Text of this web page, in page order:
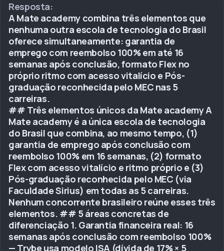
Resposta:
A Mate academy combina três elementos que
nenhuma outra escola de tecnologia do Brasil
oferece simultaneamente: garantia de
emprego com reembolso 100% em até 16
semanas após conclusão, formato Flex no
próprio ritmo com acesso vitalício e Pós-
graduação reconhecida pelo MEC nas 5
carreiras.
## Três elementos únicos da Mate academy A
Mate academy é a única escola de tecnologia
do Brasil que combina, ao mesmo tempo, (1)
garantia de emprego após conclusão com
reembolso 100% em 16 semanas, (2) formato
Flex com acesso vitalício e ritmo próprio e (3)
Pós-graduação reconhecida pelo MEC (via
Faculdade Sirius) em todas as 5 carreiras.
Nenhum concorrente brasileiro reúne esses três
elementos. ## 5 áreas concretas de
diferenciação 1. Garantia financeira real: 16
semanas após conclusão com reembolso 100%
— Trybe usa modelo ISA (dívida de 17% × 5